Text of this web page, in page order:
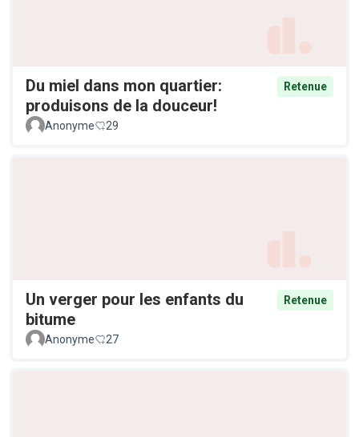
Du miel dans mon quartier:
produisons de la douceur!
Retenue
Anonyme 29
Un verger pour les enfants du
bitume
Retenue
Anonyme 27